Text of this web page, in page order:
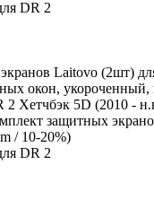
Laitovo (2шт)
окон,
2 Хетчбэк 5D (2010 -
защитных
/ 10-20%)